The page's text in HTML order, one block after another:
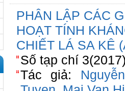
PHÂN LẬP CÁC
HOẠT TÍNH
CHIẾT LÁ SA KÊ
Số tạp chí
Tác giả: